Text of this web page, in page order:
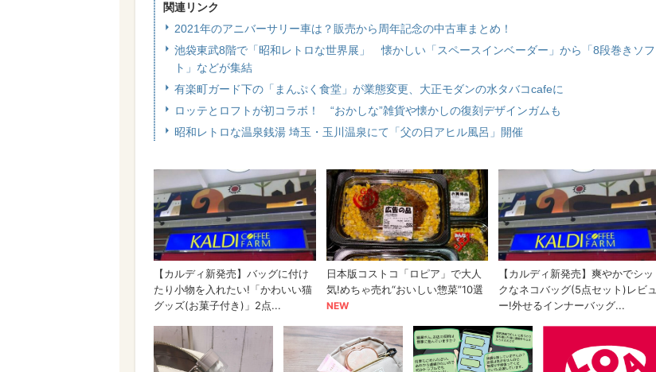
関連リンク
2021年のアニバーサリー車は？販売から周年記念の中古車まとめ！
池袋東武8階で「昭和レトロな世界展」 懐かしい「スペースインベーダー」から「8段巻きソフ
ト」などが集結
有楽町ガード下の「まんぷく食堂」が業態変更、大正モダンの水タバコcafeに
ロッテとロフトが初コラボ！ “おかしな”雑貨や懐かしの復刻デザインガムも
昭和レトロな温泉銭湯 埼玉・玉川温泉にて「父の日アヒル風呂」開催